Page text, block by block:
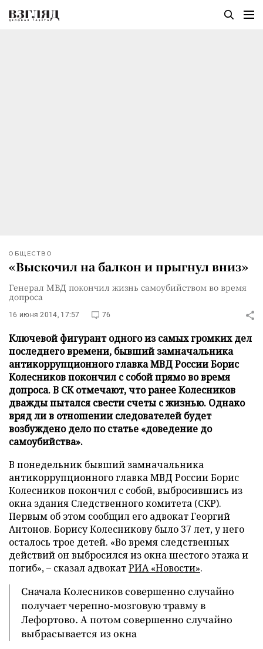
ОБЩЕСТВО
«Выскочил на балкон и прыгнул вниз»
Генерал МВД покончил жизнь самоубийством во время
допроса
16 июня 2014, 17:57 76
Ключевой фигурант одного из самых громких дел
последнего времени, бывший замначальника
антикоррупционного главка МВД России Борис
Колесников покончил с собой прямо во время
допроса. В СК отмечают, что ранее Колесников
дважды пытался свести счеты с жизнью. Однако
вряд ли в отношении следователей будет
возбуждено дело по статье «доведение до
самоубийства».
В понедельник бывший замначальника
антикоррупционного главка МВД России Борис
Колесников покончил с собой, выбросившись из
окна здания Следственного комитета (СКР).
Первым об этом сообщил его адвокат Георгий
Антонов. Борису Колесникову было 37 лет, у него
осталось трое детей. «Во время следственных
действий он выбросился из окна шестого этажа и
погиб»,– сказал адвокатРИА «Новости».
Сначала Колесников совершенно случайно
получает черепно-мозговую травму в
Лефортово. А потом совершенно случайно
выбрасывается из окна